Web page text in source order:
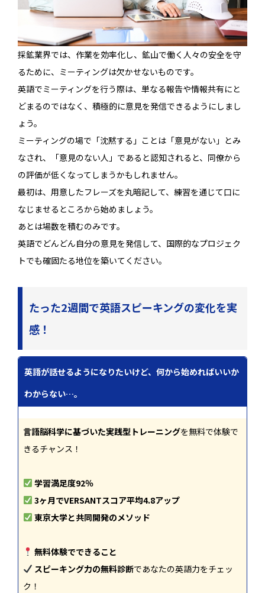
採鉱業界では、作業を効率化し、鉱山で働く人々の安全を守
るために、ミーティングは欠かせないものです。
英語でミーティングを行う際は、単なる報告や情報共有にと
どまるのではなく、積極的に意見を発信できるようにしまし
ょう。
ミーティングの場で「沈黙する」ことは「意見がない」とみ
なされ、「意見のない人」であると認知されると、同僚から
の評価が低くなってしまうかもしれません。
最初は、用意したフレーズを丸暗記して、練習を通じて口に
なじませるところから始めましょう。
あとは場数を積むのみです。
英語でどんどん自分の意見を発信して、国際的なプロジェク
トでも確固たる地位を築いてください。
たった2週間で英語スピーキングの変化を実
感！
英語が話せるようになりたいけど、何から始めればいいか
わからない…。
言語脳科学に基づいた実践型トレーニングを無料で体験で
きるチャンス！
学習満足度92％
3ヶ月でVERSANTスコア平均4.8アップ
東京大学と共同開発のメソッド
無料体験でできること
スピーキング力の無料診断であなたの英語力をチェッ
ク！